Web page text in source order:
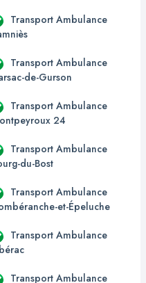
Transport Ambulance
Transport Ambulance
de-Gurson
Transport Ambulance
24
Transport Ambulance
du-Bost
Transport Ambulance
et-Épeluche
Transport Ambulance
Transport Ambulance